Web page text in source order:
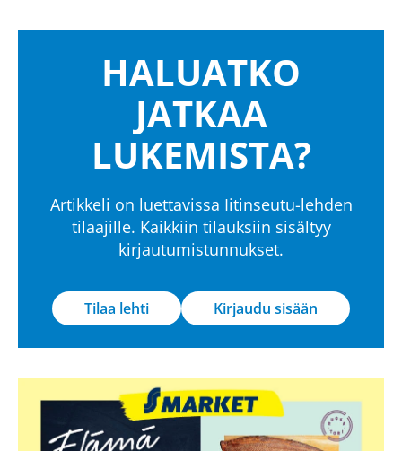
HALUATKO
JATKAA
LUKEMISTA?
Artikkeli on luettavissa Iitinseutu-lehden
tilaajille. Kaikkiin tilauksiin sisältyy
kirjautumistunnukset.
Tilaa lehti Kirjaudu sisään